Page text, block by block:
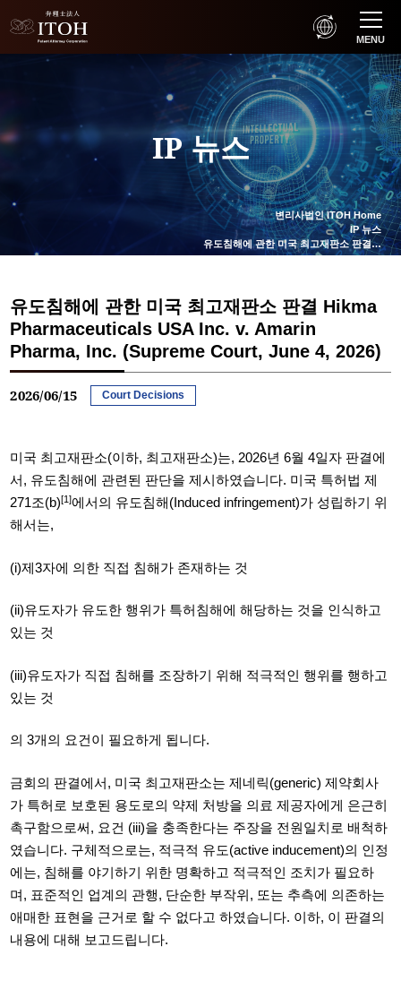
MENU
IP 뉴스
변리사법인 ITOH Home
IP 뉴스
유도침해에 관한 미국 최고재판소 판결…
유도침해에 관한 미국 최고재판소 판결 Hikma
Pharmaceuticals USA Inc. v. Amarin
Pharma, Inc. (Supreme Court, June 4, 2026)
2026/06/15 Court Decisions
미국 최고재판소(이하, 최고재판소)는, 2026년 6월 4일자 판결에
서, 유도침해에 관련된 판단을 제시하였습니다. 미국 특허법 제
271조(b)[1]에서의 유도침해(Induced infringement)가 성립하기 위
해서는,
(i)제3자에 의한 직접 침해가 존재하는 것
(ii)유도자가 유도한 행위가 특허침해에 해당하는 것을 인식하고
있는 것
(iii)유도자가 직접 침해를 조장하기 위해 적극적인 행위를 행하고
있는 것
의 3개의 요건이 필요하게 됩니다.
금회의 판결에서, 미국 최고재판소는 제네릭(generic)제약회사
가 특허로 보호된 용도로의 약제 처방을 의료 제공자에게 은근히
촉구함으로써, 요건 (iii)을 충족한다는 주장을 전원일치로 배척하
였습니다. 구체적으로는, 적극적 유도(active inducement)의 인정
에는, 침해를 야기하기 위한 명확하고 적극적인 조치가 필요하
며, 표준적인 업계의 관행, 단순한 부작위, 또는 추측에 의존하는
애매한 표현을 근거로 할 수 없다고 하였습니다. 이하, 이 판결의
내용에 대해 보고드립니다.